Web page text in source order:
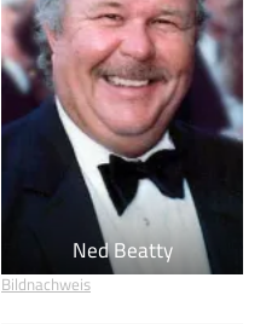
Ned Beatty
Bildnachweis